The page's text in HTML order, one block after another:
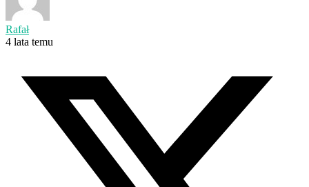
Rafał
4 lata temu